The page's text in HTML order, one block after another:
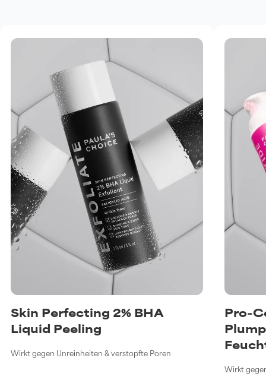
Skin Perfecting 2% BHA
Liquid Peeling
Wirkt gegen Unreinheiten & verstopfte Poren
Pro-
Wirkt